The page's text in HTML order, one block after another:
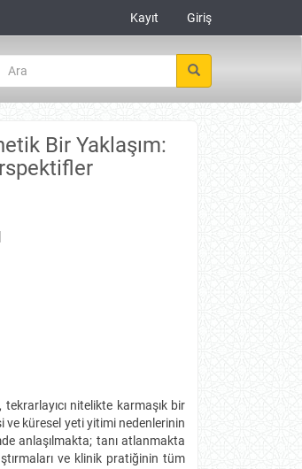
Kayıt Giriş
Bir Yaklaşım:
nitelikte karmaşık bir
ve küresel yeti yitimi nedenlerinin
anlaşılmakta; tanı atlanmakta
ve klinik pratiğinin tüm